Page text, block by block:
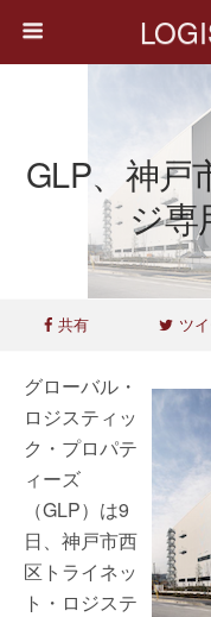
GLP、神戸
ジ専
共有 ツ
グローバル・
ロジスティッ
ク・プロパテ
ィーズ
（GLP）は9
日、神戸市西
区トライネッ
ト・ロジステ